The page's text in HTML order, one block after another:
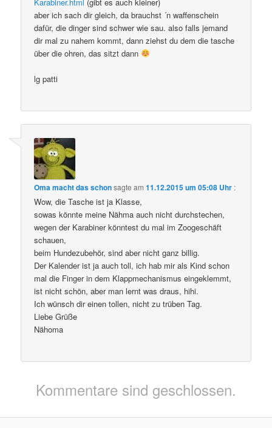
aber ich sach dir gleich, da brauchst ´n waffenschein
dafür, die dinger sind schwer wie sau. also falls jemand
dir mal zu nahem kommt, dann ziehst du dem die tasche
über die ohren, das sitzt dann
lg patti
Oma macht das schonsagte am11.12.2015 um 05:08 Uhr :
Wow, die Tasche ist ja Klasse,
sowas könnte meine Nähma auch nicht durchstechen,
wegen der Karabiner könntest du mal im Zoogeschäft
schauen,
beim Hundezubehör, sind aber nicht ganz billig.
Der Kalender ist ja auch toll, ich hab mir als Kind schon
mal die Finger in dem Klappmechanismus eingeklemmt,
ist nicht schön, aber man lernt was draus, hihi.
Ich wünsch dir einen tollen, nicht zu trüben Tag.
Liebe Grüße
Nähoma
Kommentare sind geschlossen.